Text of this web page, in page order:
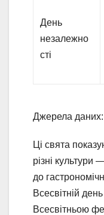
День
незалежно
сті
Джерела
Ці свята
різні
до
Всесвітній
Всесвітньою